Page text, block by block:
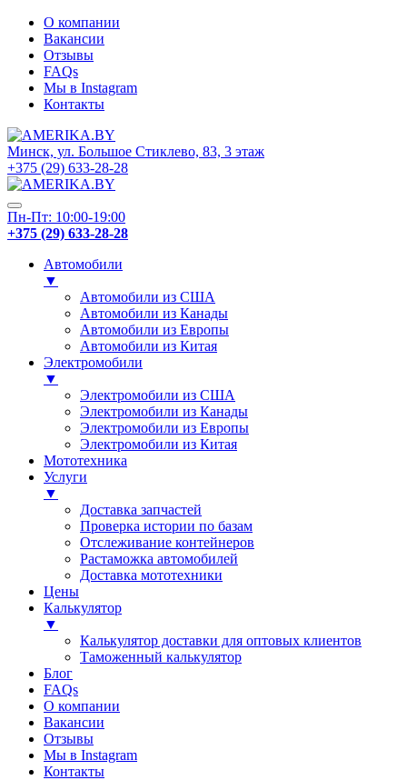
О компании
Вакансии
Отзывы
FAQs
Мы в Instagram
Контакты
Минск, ул. Большое Стиклево, 83, 3 этаж
+375 (29) 633-28-28
Пн-Пт: 10:00-19:00
+375 (29) 633-28-28
Автомобили
▼
Автомобили из США
Автомобили из Канады
Автомобили из Европы
Автомобили из Китая
Электромобили
▼
Электромобили из США
Электромобили из Канады
Электромобили из Европы
Электромобили из Китая
Мототехника
Услуги
▼
Доставка запчастей
Проверка истории по базам
Отслеживание контейнеров
Растаможка автомобилей
Доставка мототехники
Цены
Калькулятор
▼
Калькулятор доставки для оптовых клиентов
Таможенный калькулятор
Блог
FAQs
О компании
Вакансии
Отзывы
Мы в Instagram
Контакты